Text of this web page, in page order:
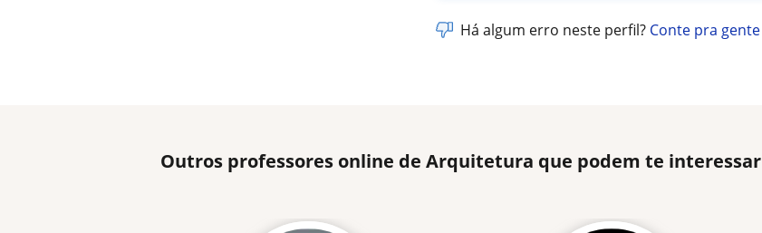
Há algum erro neste perfil? Conte pra gente
Outros professores online de Arquitetura que podem te interessar